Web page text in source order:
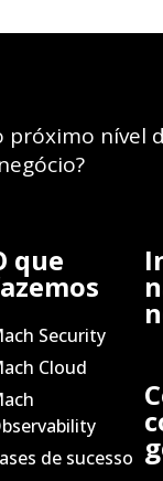
próximo nível
negócio?
que
Security
Cloud
de sucesso